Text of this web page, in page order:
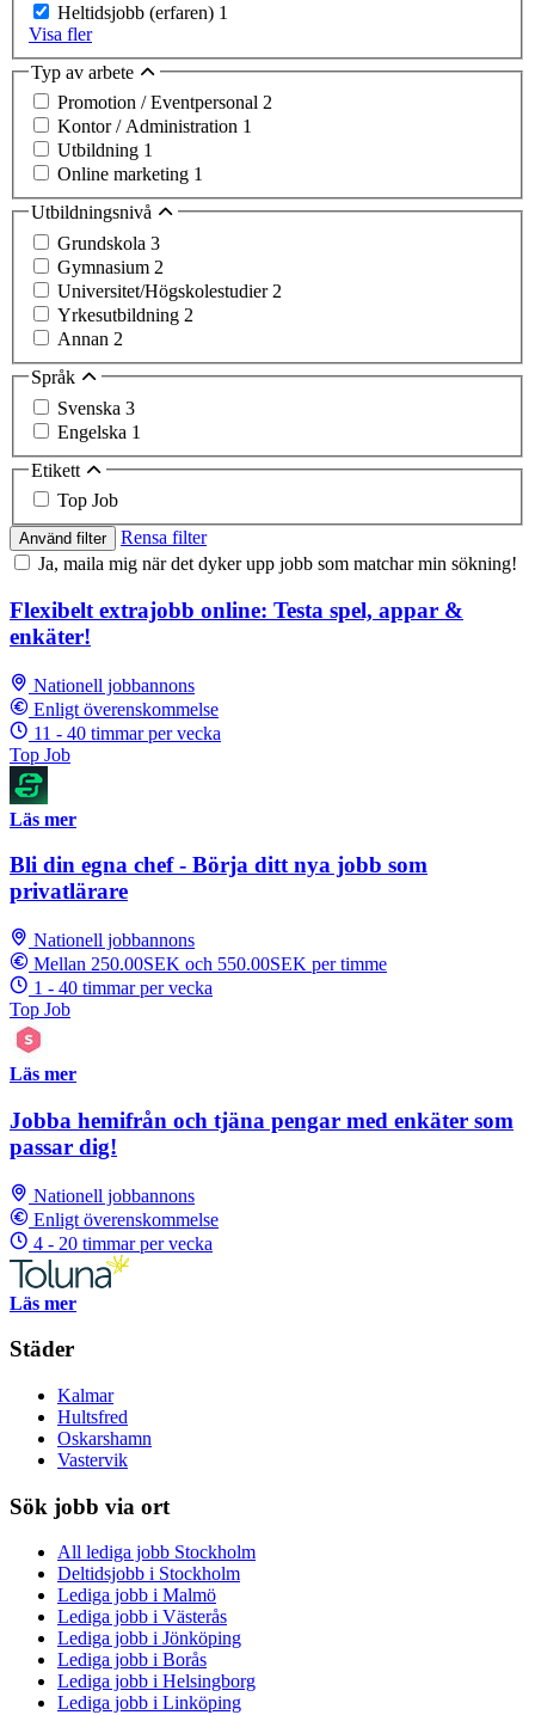
Heltidsjobb (erfaren) 1
Visa fler
Typ av arbete
Promotion / Eventpersonal 2
Kontor / Administration 1
Utbildning 1
Online marketing 1
Utbildningsnivå
Grundskola 3
Gymnasium 2
Universitet/Högskolestudier 2
Yrkesutbildning 2
Annan 2
Språk
Svenska 3
Engelska 1
Etikett
Top Job
Använd filter
Rensa filter
Ja, maila mig när det dyker upp jobb som matchar min sökning!
Flexibelt extrajobb online: Testa spel, appar &
enkäter!
Nationell jobbannons
Enligt överenskommelse
11 - 40 timmar per vecka
Top Job
Läs mer
Bli din egna chef - Börja ditt nya jobb som
privatlärare
Nationell jobbannons
Mellan 250.00SEK och 550.00SEK per timme
1 - 40 timmar per vecka
Top Job
Läs mer
Jobba hemifrån och tjäna pengar med enkäter som
passar dig!
Nationell jobbannons
Enligt överenskommelse
4 - 20 timmar per vecka
Läs mer
Städer
Kalmar
Hultsfred
Oskarshamn
Vastervik
Sök jobb via ort
All lediga jobb Stockholm
Deltidsjobb i Stockholm
Lediga jobb i Malmö
Lediga jobb i Västerås
Lediga jobb i Jönköping
Lediga jobb i Borås
Lediga jobb i Helsingborg
Lediga jobb i Linköping